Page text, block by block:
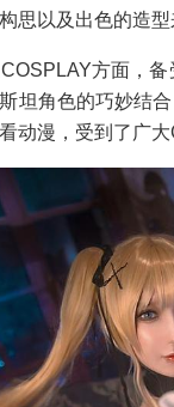
思以及出色的造型
方面，
坦角色的巧妙结
动漫，受到了广